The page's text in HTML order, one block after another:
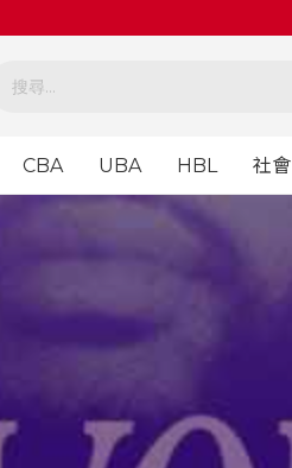
CBA UBA HBL 社會